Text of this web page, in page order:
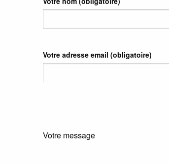
Votre adresse email (obligatoire)
Votre message